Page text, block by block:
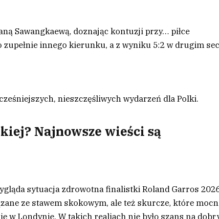
Sawangkaewą, doznając kontuzji przy… piłce
innego kierunku, a z wyniku 5:2 w drugim
nieszczęśliwych wydarzeń dla Polki.
Najnowsze wieści są
sytuacja zdrowotna finalistki Roland Garros
ze stawem skokowym, ale też skurcze, które
w Londynie. W takich realiach nie było szans na